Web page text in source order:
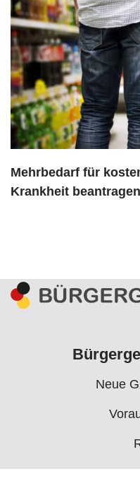
Mehrbedarf für
Krankheit beantragen
Neue